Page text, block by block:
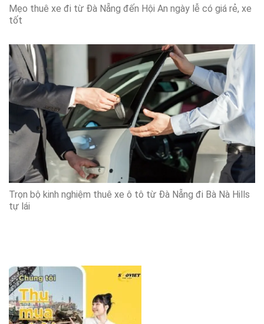
Mẹo thuê xe đi từ Đà Nẵng đến Hội An ngày lễ có giá rẻ, xe
tốt
Trọn bộ kinh nghiệm thuê xe ô tô từ Đà Nẵng đi Bà Nà Hills
tự lái